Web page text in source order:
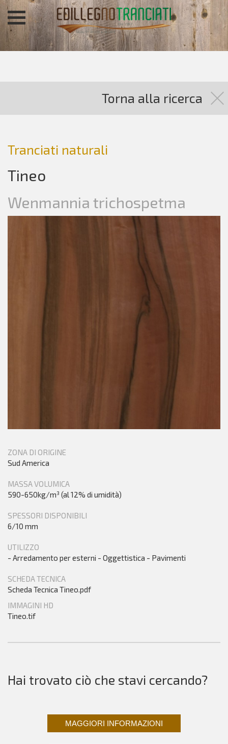
Torna alla ricerca
Tranciati naturali
Tineo
Wenmannia trichospetma
ZONA DI ORIGINE
Sud America
MASSA VOLUMICA
590-650kg/m³ (al 12% di umidità)
SPESSORI DISPONIBILI
6/10 mm
UTILIZZO
- Arredamento per esterni - Oggettistica - Pavimenti
SCHEDA TECNICA
Scheda Tecnica Tineo.pdf
IMMAGINI HD
Tineo.tif
Hai trovato ciò che stavi cercando?
MAGGIORI INFORMAZIONI